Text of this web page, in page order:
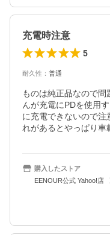
充電時注意
5
耐久性 ： 普通
ものは純正品なので
んが充電にPDを使用
に充電できないので注
れがあるとやっぱり車
購入したストア
EENOUR公式 Yahoo!店